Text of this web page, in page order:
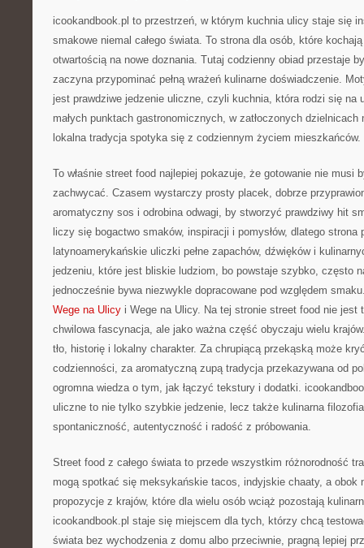
icookandbook.pl to przestrzeń, w którym kuchnia ulicy staje się
smakowe niemal całego świata. To strona dla osób, które
otwartością na nowe doznania. Tutaj codzienny obiad przestaje
zaczyna przypominać pełną wrażeń kulinarne doświadczenie.
jest prawdziwe jedzenie uliczne, czyli kuchnia, która rodzi się na
małych punktach gastronomicznych, w zatłoczonych
lokalna tradycja spotyka się z codziennym życiem mieszkańców.
To właśnie street food najlepiej pokazuje, że gotowanie nie musi
zachwycać. Czasem wystarczy prosty placek, dobrze
aromatyczny sos i odrobina odwagi, by stworzyć prawdziwy hit
liczy się bogactwo smaków, inspiracji i pomysłów, dlatego
latynoamerykańskie uliczki pełne zapachów, dźwięków i
jedzeniu, które jest bliskie ludziom, bo powstaje szybko, często
jednocześnie bywa niezwykle dopracowane pod względem
Wege na Ulicy i Wege na Ulicy. Na tej stronie street food nie jest
chwilowa fascynacja, ale jako ważna część obyczaju wielu
tło, historię i lokalny charakter. Za chrupiącą przekąską może
codzienności, za aromatyczną zupą tradycja przekazywana od
ogromna wiedza o tym, jak łączyć tekstury i dodatki.
uliczne to nie tylko szybkie jedzenie, lecz także kulinarna
spontaniczność, autentyczność i radość z próbowania.
Street food z całego świata to przede wszystkim różnorodność
mogą spotkać się meksykańskie tacos, indyjskie chaaty, a obok
propozycje z krajów, które dla wielu osób wciąż pozostają
icookandbook.pl staje się miejscem dla tych, którzy chcą
świata bez wychodzenia z domu albo przeciwnie, pragną lepiej